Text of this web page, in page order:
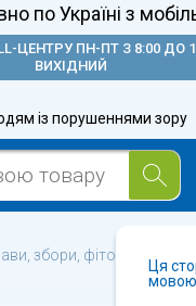
по Україні з
ЦЕНТРУ ПН-ПТ З 8:00 ДО
ВИХІДНИЙ
із порушеннями зору
Ця
мовою
збори, фіточаї